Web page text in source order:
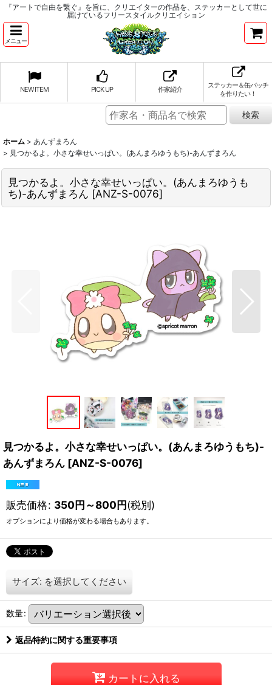
『アートで自由を繋ぐ』を旨に、クリエイターの作品を、ステッカーとして世に
届けているフリースタイルクリエイション
メニュー
NEW ITEM PICK UP 作家紹介
ステッカー＆缶バッチ
を作りたい！
ホーム > あんずまろん
> 見つかるよ。小さな幸せいっぱい。(あんまろゆうもち)-あんずまろん
見つかるよ。小さな幸せいっぱい。(あんまろゆうも
ち)-あんずまろん [ANZ-S-0076]
見つかるよ。小さな幸せいっぱい。(あんまろゆうもち)-
あんずまろん [ANZ-S-0076]
販売価格: 350円～800円(税別)
オプションにより価格が変わる場合もあります。
サイズ: を選択してください
数量:
返品特約に関する重要事項
カートに入れる